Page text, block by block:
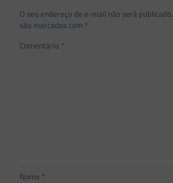
O seu endereço de e-mail não será publicado.
são marcados com *
Comentário *
Nome *